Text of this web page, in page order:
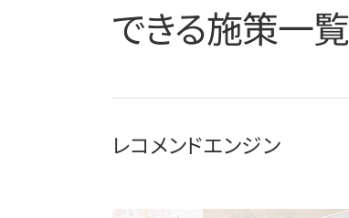
できる施策一覧
レコメンドエンジン